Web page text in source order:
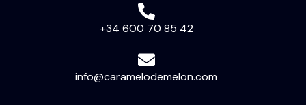
+34 600 70 85 42
info@caramelodemelon.com